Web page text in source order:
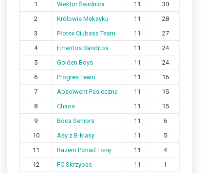
1 Wektor Świdnica 11
30
2
Królowie Meksyku 11
28
3
Płotex Ciubasa Team 11
27
4
Emeritos Banditos 11
24
5
Golden Boys 11
24
6
Progres Team 11
16
7
Absolwent Pasieczna 11
15
8
Chaos 11
15
9
Boca Seniors 11
6
10
Asy z B-klasy 11
5
11
Razem Ponad Tonę 11
4
12
FC Skrzypas 11 1